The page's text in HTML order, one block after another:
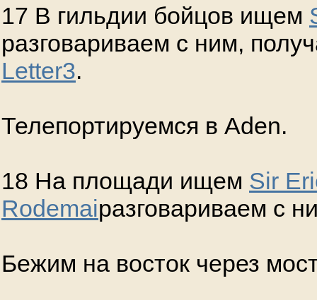
17 В гильдии бойцов ищем
разговариваем с ним,
Letter3.
Телепортируемся в Aden.
18 На площади ищем Sir
Rodemaiразговариваем с
Бежим на восток через